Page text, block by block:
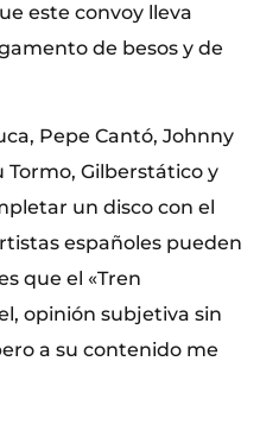
este convoy lleva
de besos y de
Pepe Cantó, Johnny
Tormo, Gilberstático y
un disco con el
españoles pueden
que el «Tren
opinión subjetiva sin
a su contenido me